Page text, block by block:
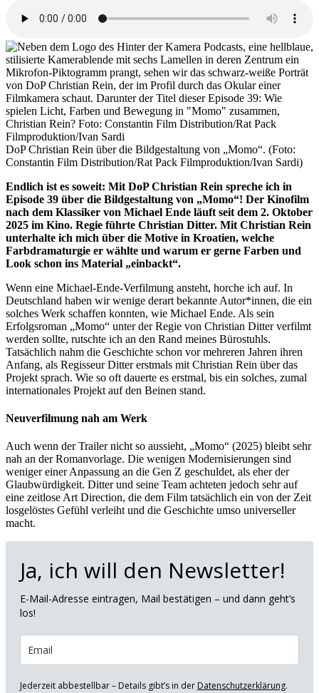
DoP Christian Rein über die Bildgestaltung von „Momo“. (Foto:
Constantin Film Distribution/Rat Pack Filmproduktion/Ivan Sardi)
Endlich ist es soweit: Mit DoP Christian Rein spreche ich in
Episode 39 über die Bildgestaltung von „Momo“! Der Kinofilm
nach dem Klassiker von Michael Ende läuft seit dem 2. Oktober
2025 im Kino. Regie führte Christian Ditter. Mit Christian Rein
unterhalte ich mich über die Motive in Kroatien, welche
Farbdramaturgie er wählte und warum er gerne Farben und
Look schon ins Material „einbackt“.
Wenn eine Michael-Ende-Verfilmung ansteht, horche ich auf. In
Deutschland haben wir wenige derart bekannte Autor*innen, die ein
solches Werk schaffen konnten, wie Michael Ende. Als sein
Erfolgsroman „Momo“ unter der Regie von Christian Ditter verfilmt
werden sollte, rutschte ich an den Rand meines Bürostuhls.
Tatsächlich nahm die Geschichte schon vor mehreren Jahren ihren
Anfang, als Regisseur Ditter erstmals mit Christian Rein über das
Projekt sprach. Wie so oft dauerte es erstmal, bis ein solches, zumal
internationales Projekt auf den Beinen stand.
Neuverfilmung nah am Werk
Auch wenn der Trailer nicht so aussieht, „Momo“ (2025) bleibt sehr
nah an der Romanvorlage. Die wenigen Modernisierungen sind
weniger einer Anpassung an die Gen Z geschuldet, als eher der
Glaubwürdigkeit. Ditter und seine Team achteten jedoch sehr auf
eine zeitlose Art Direction, die dem Film tatsächlich ein von der Zeit
losgelöstes Gefühl verleiht und die Geschichte umso universeller
macht.
Ja, ich will den Newsletter!
E-Mail-Adresse eintragen, Mail bestätigen – und dann geht’s
los!
Jederzeit abbestellbar – Details gibt’s in der Datenschutzerklärung.